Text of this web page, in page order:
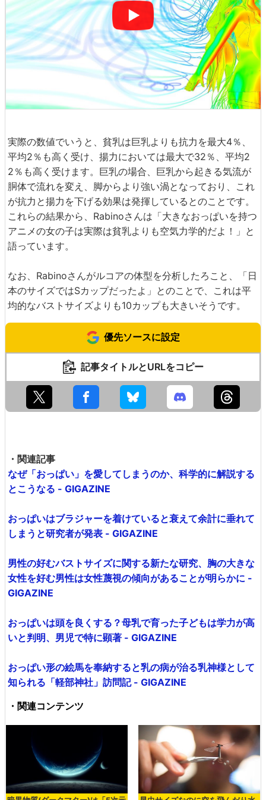
実際の数値でいうと、貧乳は巨乳よりも抗力を最大4％、
平均2％も高く受け、揚力においては最大で32％、平均2
2％も高く受けます。巨乳の場合、巨乳から起きる気流が
胴体で流れを変え、脚からより強い渦となっており、これ
が抗力と揚力を下げる効果は発揮しているとのことです。
これらの結果から、Rabinoさんは「大きなおっぱいを持つ
アニメの女の子は実際は貧乳よりも空気力学的だよ！」と
語っています。
なお、Rabinoさんがルコアの体型を分析したろこと、「日
本のサイズではSカップだったよ」とのことで、これは平
均的なバストサイズよりも10カップも大きいそうです。
優先ソースに設定
記事タイトルとURLをコピー
・関連記事
なぜ「おっぱい」を愛してしまうのか、科学的に解説する
とこうなる - GIGAZINE
おっぱいはブラジャーを着けていると衰えて余計に垂れて
しまうと研究者が発表 - GIGAZINE
男性の好むバストサイズに関する新たな研究、胸の大きな
女性を好む男性は女性蔑視の傾向があることが明らかに -
GIGAZINE
おっぱいは頭を良くする？母乳で育った子どもは学力が高
いと判明、男児で特に顕著 - GIGAZINE
おっぱい形の絵馬を奉納すると乳の病が治る乳神様として
知られる「軽部神社」訪問記 - GIGAZINE
・関連コンテンツ